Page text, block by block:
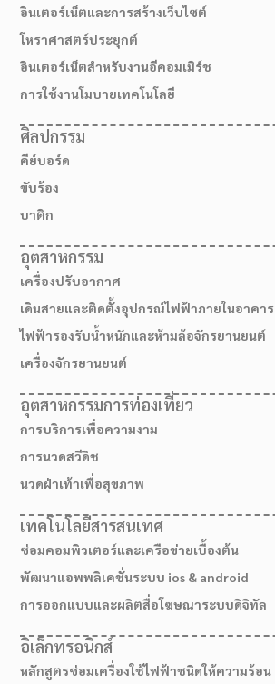
อินเตอร์เน็ตและการสร้างเว็บไซต์
โหราศาสตร์ประยุกต์
อินเตอร์เน็ตสำหรับงานอีคอมเมิร์ช
การใช้งานโมบายเทคโนโลยี
ศิลปกรรม
คีย์บอร์ด
ขับร้อง
บาติก
อุตสาหกรรม
เครื่องปรับอากาศ
เดินสายและติดตั้งอุปกรณ์ไฟฟ้าภายในอาคาร
ไฟฟ้ารองรับน้ำหนักและห้ามล้อจักรยานยนต์
เครื่องจักรยานยนต์
อุตสาหกรรมการท่องเที่ยว
การบริการเพื่อความงาม
การนวดสวีดิช
นวดฝ่าเท้าเพื่อสุขภาพ
เทคโนโลยีสารสนเทศ
ซ่อมคอมพิวเตอร์และเครือข่ายเบื้องต้น
พัฒนาแอพพลิเคชั่นระบบ ios & android
การออกแบบและผลิตสื่อโฆษณาระบบดิจิทัล
อิเล็กทรอนิกส์
หลักสูตรซ่อมเครื่องใช้ไฟฟ้าชนิดให้ความร้อน